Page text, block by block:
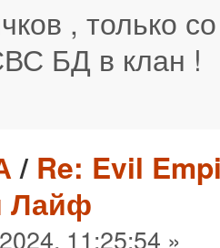
, только
БД в клан !
/ Re: Evil
Лайф
11:25:54 »